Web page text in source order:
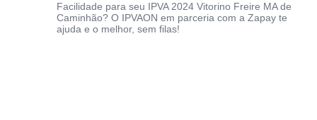
Facilidade para seu IPVA 2024 Vitorino Freire MA de
Caminhão? O IPVAON em parceria com a Zapay te
ajuda e o melhor, sem filas!